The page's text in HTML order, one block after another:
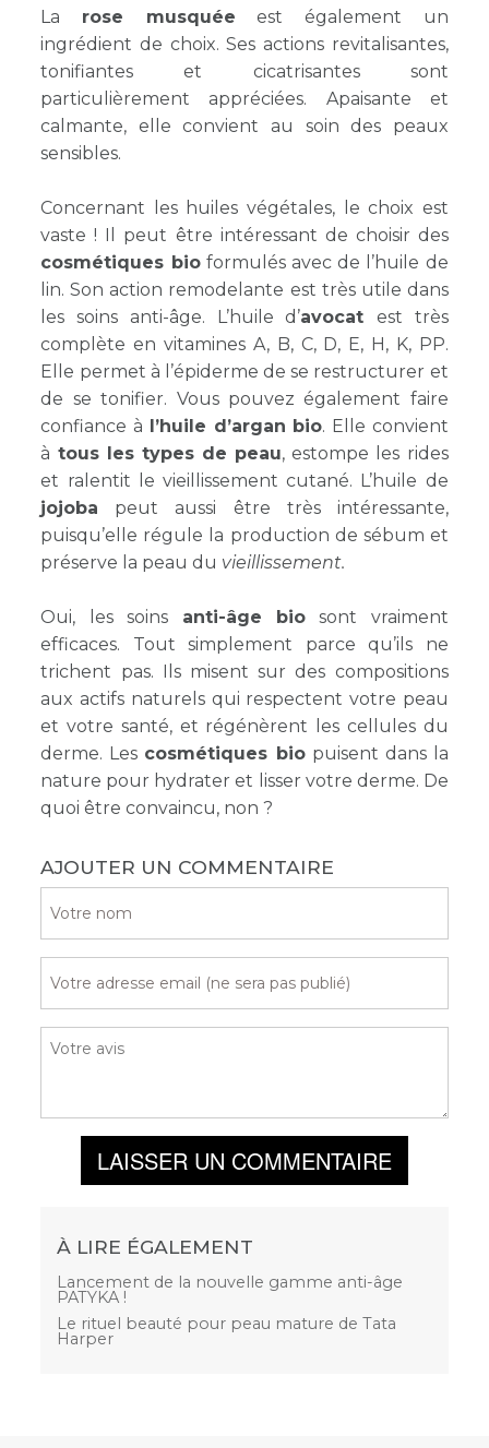
La rose musquée est également un
ingrédient de choix. Ses actions revitalisantes,
tonifiantes et cicatrisantes sont
particulièrement appréciées. Apaisante et
calmante, elle convient au soin des peaux
sensibles.
Concernant les huiles végétales, le choix est
vaste ! Il peut être intéressant de choisir des
cosmétiques bioformulés avec de l’huile de
lin. Son action remodelante est très utile dans
les soins anti-âge. L’huile d’avocat est très
complète en vitamines A, B, C, D, E, H, K, PP.
Elle permet à l’épiderme de se restructurer et
de se tonifier. Vous pouvez également faire
confiance à l’huile d’argan bio. Elle convient
à tous les types de peau, estompe les rides
et ralentit le vieillissement cutané. L’huile de
jojoba peut aussi être très intéressante,
puisqu’elle régule la production de sébum et
préserve la peau du vieillissement.
Oui, les soins anti-âge biosont vraiment
efficaces. Tout simplement parce qu’ils ne
trichent pas. Ils misent sur des compositions
aux actifs naturels qui respectent votre peau
et votre santé, et régénèrent les cellules du
derme. Les cosmétiques biopuisent dans la
nature pour hydrater et lisser votre derme. De
quoi être convaincu, non ?
AJOUTER UN COMMENTAIRE
LAISSER UN COMMENTAIRE
À LIRE ÉGALEMENT
Lancement de la nouvelle gamme anti-âge
PATYKA !
Le rituel beauté pour peau mature de Tata
Harper